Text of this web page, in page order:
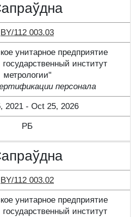
BY/112 003.03
унитарное предприятие
институт
метрологии"
персонала
2021 - Oct 25, 2026
РБ
BY/112 003.02
унитарное предприятие
институт